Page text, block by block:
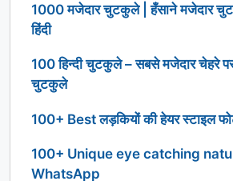
1000 मजेदार चुटकुले | हँसाने मजेदार
हिंदी
100 हिन्दी चुटकुले – सबसे मजेदार चेहरे
चुटकुले
100+ Best लड़कियों की हेयर स्टाइल
100+ Unique eye catching
WhatsApp